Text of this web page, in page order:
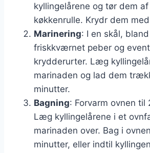
kyllingelårene og tør dem
køkkenrulle. Krydr dem
Marinering: I en skål,
friskkværnet peber og
krydderurter. Læg
marinaden og lad dem
minutter.
Bagning: Forvarm ovnen til
Læg kyllingelårene i et
marinaden over. Bag i
minutter, eller indtil